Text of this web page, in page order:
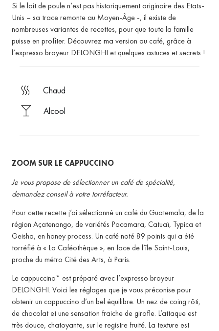
Si le lait de poule n’est pas historiquement originaire des Etats-
Unis – sa trace remonte au Moyen-Âge -, il existe de
nombreuses variantes de recettes, pour que toute la famille
puisse en profiter. Découvrez ma version au café, grâce à
l’expresso broyeur DELONGHI et quelques astuces et secrets !
chaud
Alcool
ZOOM SUR LE CAPPUCCINO
Je vous propose de sélectionner un café de spécialité,
demandez conseil à votre torréfacteur.
Pour cette recette j’ai sélectionné un café du Guatemala, de la
région Açatenango, de variétés Pacamara, Catuaï, Typica et
Geisha, en honey process. Un café noté 89 points qui a été
torréfié à « La Caféothèque », en face de l’île Saint-Louis,
proche du métro Cité des Arts, à Paris.
Le cappuccino* est préparé avec l’expresso broyeur
DELONGHI. Voici les réglages que je vous préconise pour
obtenir un cappuccino d’un bel équilibre. Un nez de coing rôti,
de chocolat et une sensation fraiche de girofle. L’attaque est
très douce, chatoyante, sur le registre fruité. La texture est